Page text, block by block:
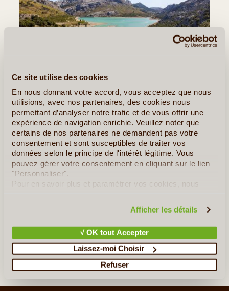
Ce site utilise des cookies
En nous donnant votre accord, vous acceptez que nous
utilisions, avec nos partenaires, des cookies nous
permettant d’analyser notre trafic et de vous offrir une
expérience de navigation enrichie. Veuillez noter que
certains de nos partenaires ne demandent pas votre
consentement et sont susceptibles de traiter vos
données selon le principe de l'intérêt légitime. Vous
pouvez gérer votre consentement en cliquant sur le lien
"Personnaliser".
Pour en savoir plus et paramétrer vos cookies, nous
Afficher les détails
√ OK tout Accepter
Laissez-moi Choisir
Refuser
Ce séjour « randonnée » allie le plaisir de la marche à la
découverte des paysages et patrimoine de l’île, en milieu naturel
et citadin. La première journée est consacrée à la visite de Palma
avant de partir dans le cœur de la « (...)
En détail ≻
De l'Ouest au Nord de l'île, entre Découverte et Détente
Séjour à Sensations dans le Sud - Ouest et la Tramuntana
Tous les circuits aux Baléares